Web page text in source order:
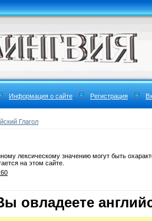
Информация о сайте Регистрация
Глагол
лексическому значению могут быть
на этом сайте.
овладеете